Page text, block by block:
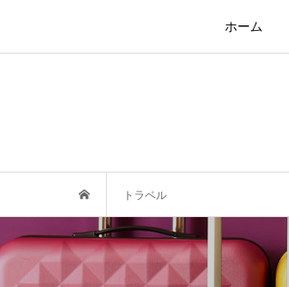
ホーム
トラベル